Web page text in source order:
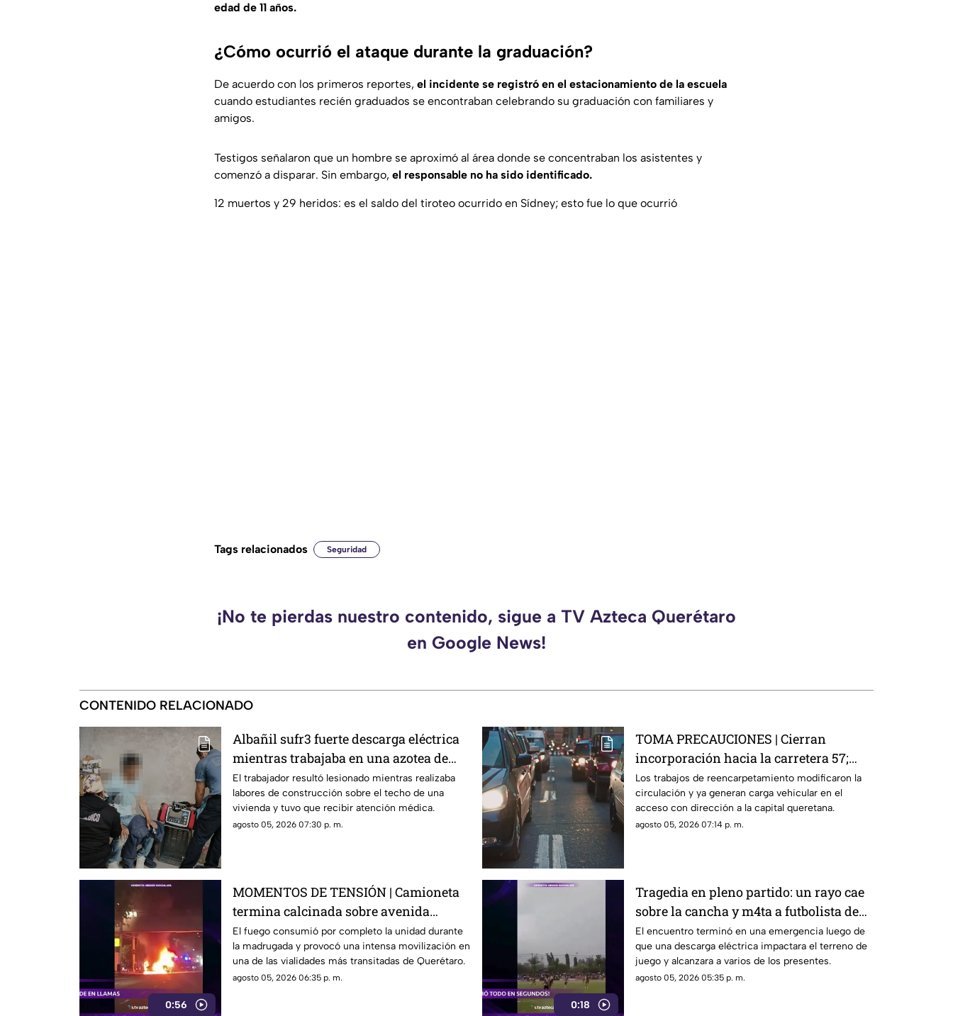
edad de 11 años.
¿Cómo ocurrió el ataque durante la graduación?
De acuerdo con los primeros reportes, el incidente se registró en el estacionamiento de la escuela
cuando estudiantes recién graduados se encontraban celebrando su graduación con familiares y
amigos.
Testigos señalaron que un hombre se aproximó al área donde se concentraban los asistentes y
comenzó a disparar. Sin embargo, el responsable no ha sido identificado.
12 muertos y 29 heridos: es el saldo del tiroteo ocurrido en Sídney; esto fue lo que ocurrió
Tags relacionados Seguridad
¡No te pierdas nuestro contenido, sigue a TV Azteca Querétaro
en Google News!
CONTENIDO RELACIONADO
Albañil sufr3 fuerte descarga eléctrica
mientras trabajaba en una azotea de
San José Buenavista
El trabajador resultó lesionado mientras realizaba
labores de construcción sobre el techo de una
vivienda y tuvo que recibir atención médica.
agosto 05, 2026 07:30 p. m.
TOMA PRECAUCIONES | Cierran
incorporación hacia la carretera 57;
esta es la zona afectada
Los trabajos de reencarpetamiento modificaron la
circulación y ya generan carga vehicular en el
acceso con dirección a la capital queretana.
agosto 05, 2026 07:14 p. m.
0:56
MOMENTOS DE TENSIÓN | Camioneta
termina calcinada sobre avenida
Constituyentes; así se vivió el momento
El fuego consumió por completo la unidad durante
la madrugada y provocó una intensa movilización en
una de las vialidades más transitadas de Querétaro.
agosto 05, 2026 06:35 p. m.
0:18
Tragedia en pleno partido: un rayo cae
sobre la cancha y m4ta a futbolista de
24 años; VIDEO DELICADO
El encuentro terminó en una emergencia luego de
que una descarga eléctrica impactara el terreno de
juego y alcanzara a varios de los presentes.
agosto 05, 2026 05:35 p. m.